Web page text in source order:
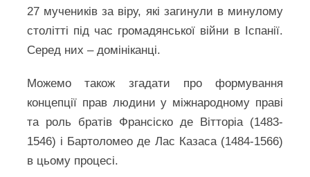
27 мучеників за віру, які загинули в минулому
столітті під час громадянської війни в Іспанії.
Серед них – домініканці.
Можемо також згадати про формування
концепції прав людини у міжнародному праві
та роль братів Франсіско де Вітторіа (1483-
1546) і Бартоломео де Лас Казаса (1484-1566)
в цьому процесі.